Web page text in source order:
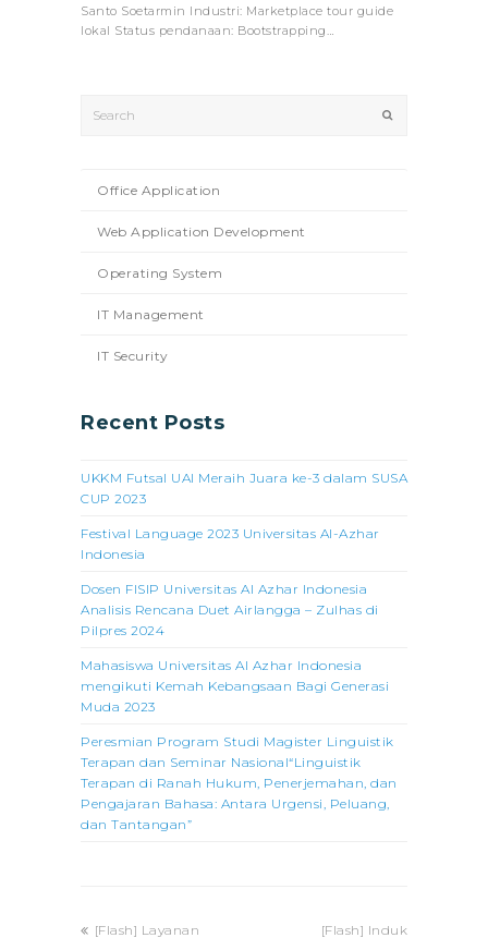
Santo Soetarmin Industri: Marketplace tour guide
lokal Status pendanaan: Bootstrapping…
Office Application
Web Application Development
Operating System
IT Management
IT Security
Recent Posts
UKKM Futsal UAI Meraih Juara ke-3 dalam SUSA
CUP 2023
Festival Language 2023 Universitas Al-Azhar
Indonesia
Dosen FISIP Universitas Al Azhar Indonesia
Analisis Rencana Duet Airlangga – Zulhas di
Pilpres 2024
Mahasiswa Universitas Al Azhar Indonesia
mengikuti Kemah Kebangsaan Bagi Generasi
Muda 2023
Peresmian Program Studi Magister Linguistik
Terapan dan Seminar Nasional“Linguistik
Terapan di Ranah Hukum, Penerjemahan, dan
Pengajaran Bahasa: Antara Urgensi, Peluang,
dan Tantangan”
previous
[Flash] Layanan
next
[Flash] Induk